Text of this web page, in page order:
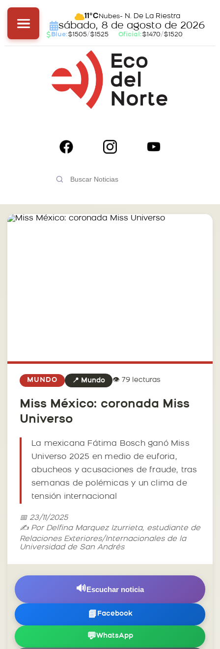
11°C Nubes- N. De La Riestra
sábado, 8 de agosto de 2026
Blue:$1505/$1525 Oficial:$1470/$1520
MUNDO 📍 Mundo 👁️ 79 lecturas
Miss México: coronada Miss
Universo
La mexicana Fátima Bosch ganó Miss
Universo 2025 en medio de euforia,
abucheos y acusaciones de fraude, tras
semanas de polémicas y un clima de
tensión internacional
📅 23/11/2025
✍️ Por Delfina Marquez Izurrieta, estudiante de
Relaciones Exteriores/Internacionales de la
Universidad de San Andrés
🔊Escuchar noticia
📘 Facebook
💬WhatsApp